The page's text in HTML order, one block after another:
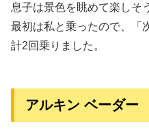
息子は景色を眺めて楽しそ
最初は私と乗ったので、「
計2回乗りました。
アルキン ベーダー